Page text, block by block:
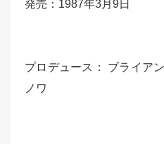
発売：1987年3月9日
プロデュース： ブライア
ノワ